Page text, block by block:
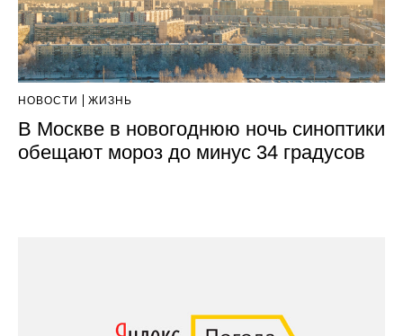
НОВОСТИ ЖИЗНЬ
В Москве в новогоднюю ночь синоптики
обещают мороз до минус 34 градусов